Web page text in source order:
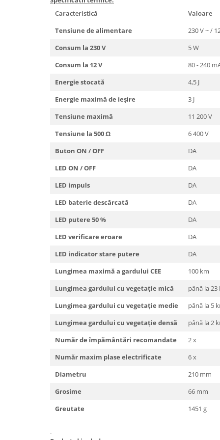
Aparate gard electric
Baterii / Acumulatori
Conductori gard electric
Plase gard electric
Poarta gard electric
Seturi gard electric
Echipamente de lucru
Imbracaminte profesionala
Protectia corpului
Biosecuritate / Igiena
Caracteristică
Valoare
Tensiune de alimentare
230 V ~ /
Consum la 230 V
5 W
Consum la 12 V
80 - 240
Energie stocată
4,5 J
Energie maximă de ieșire
3 J
Tensiune maximă
11 200 V
Tensiune la 500 Ω
6 400 V
Buton ON / OFF
DA
LED ON / OFF
DA
LED impuls
DA
LED baterie descărcată
DA
LED putere 50 %
DA
LED verificare eroare
DA
LED indicator stare putere
DA
Lungimea maximă a gardului CEE
100 km
Lungimea gardului cu vegetație mică
până la 23
Lungimea gardului cu vegetație medie
până la 5
Lungimea gardului cu vegetație densă
până la 2
Număr de împământări recomandate
2 x
Număr maxim plase electrificate
6 x
Diametru
210 mm
Grosime
66 mm
Greutate
1451 g
.